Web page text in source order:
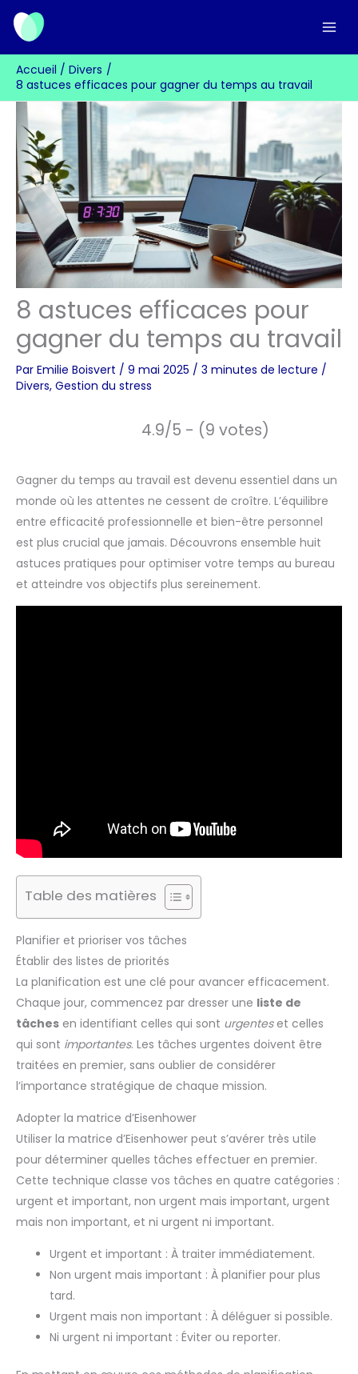
Aller
contenu
Accueil
Divers
8 astuces efficaces pour gagner du temps au travail
8 astuces efficaces pour
gagner du temps au travail
Par Emilie Boisvert / 9 mai 2025 / 3 minutes de lecture /
Divers, Gestion du stress
4.9/5 - (9 votes)
Gagner du temps au travail est devenu essentiel dans un
monde où les attentes ne cessent de croître. L’équilibre
entre efficacité professionnelle et bien-être personnel
est plus crucial que jamais. Découvrons ensemble huit
astuces pratiques pour optimiser votre temps au bureau
et atteindre vos objectifs plus sereinement.
Table des matières
Planifier et prioriser vos tâches
Établir des listes de priorités
La planification est une clé pour avancer efficacement.
Chaque jour, commencez par dresser une liste de
tâches en identifiant celles qui sont urgenteset celles
qui sont importantes. Les tâches urgentes doivent être
traitées en premier, sans oublier de considérer
l’importance stratégique de chaque mission.
Adopter la matrice d’Eisenhower
Utiliser la matrice d’Eisenhower peut s’avérer très utile
pour déterminer quelles tâches effectuer en premier.
Cette technique classe vos tâches en quatre catégories :
urgent et important, non urgent mais important, urgent
mais non important, et ni urgent ni important.
Urgent et important : À traiter immédiatement.
Non urgent mais important : À planifier pour plus
tard.
Urgent mais non important : À déléguer si possible.
Ni urgent ni important : Éviter ou reporter.